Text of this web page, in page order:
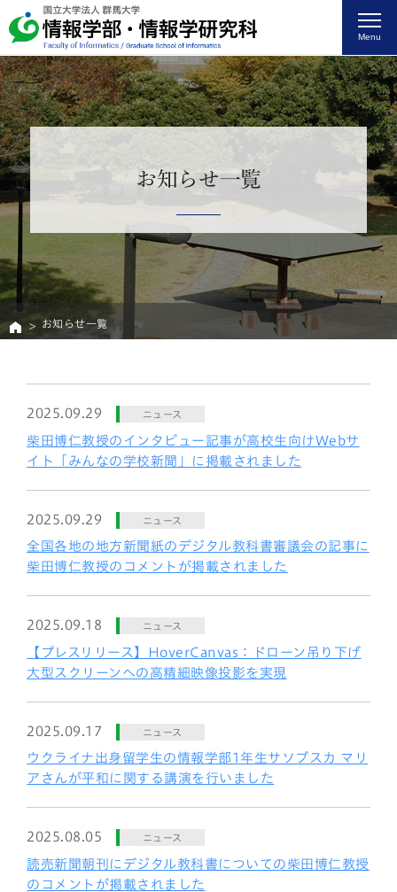
Menu
お知らせ一覧
お知らせ一覧
2025.09.29 ニュース
柴田博仁教授のインタビュー記事が高校生向けWebサ
イト「みんなの学校新聞」に掲載されました
2025.09.29 ニュース
全国各地の地方新聞紙のデジタル教科書審議会の記事に
柴田博仁教授のコメントが掲載されました
2025.09.18 ニュース
【プレスリリース】HoverCanvas：ドローン吊り下げ
大型スクリーンへの高精細映像投影を実現
2025.09.17 ニュース
ウクライナ出身留学生の情報学部1年生サソブスカ マリ
アさんが平和に関する講演を行いました
2025.08.05 ニュース
読売新聞朝刊にデジタル教科書についての柴田博仁教授
のコメントが掲載されました